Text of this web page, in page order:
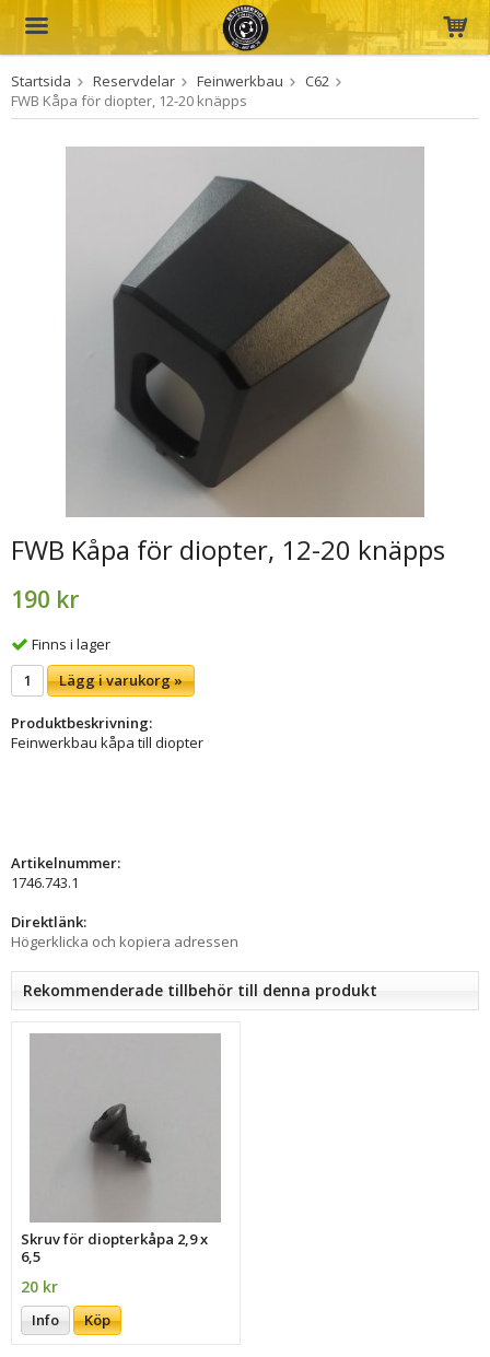
Produkten har blivit tillagd i varukorgen
Startsida Reservdelar Feinwerkbau
C62
FWB Kåpa för diopter, 12-20 knäpps
FWB Kåpa för diopter, 12-20 knäpps
190 kr
Finns i lager
Lägg i varukorg »
Produktbeskrivning:
Feinwerkbau kåpa till diopter
Artikelnummer:
1746.743.1
Direktlänk:
Högerklicka och kopiera adressen
Rekommenderade tillbehör till denna produkt
Skruv för diopterkåpa 2,9 x
6,5
20 kr
Info Köp